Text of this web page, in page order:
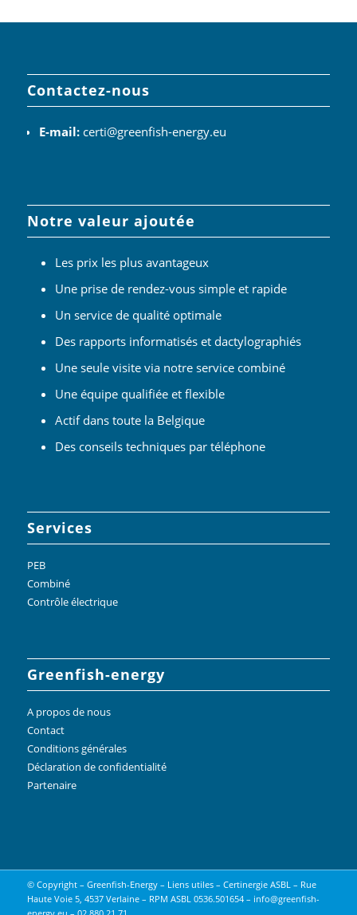
Contactez-nous
E-mail: certi@greenfish-energy.eu
Notre valeur ajoutée
Les prix les plus avantageux
Une prise de rendez-vous simple et rapide
Un service de qualité optimale
Des rapports informatisés et dactylographiés
Une seule visite via notre service combiné
Une équipe qualifiée et flexible
Actif dans toute la Belgique
Des conseils techniques par téléphone
Services
PEB
Combiné
Contrôle électrique
Greenfish-energy
A propos de nous
Contact
Conditions générales
Déclaration de confidentialité
Partenaire
© Copyright – Greenfish-Energy – Liens utiles– Certinergie ASBL – Rue
Haute Voie 5, 4537 Verlaine – RPM ASBL 0536.501654 – info@greenfish-